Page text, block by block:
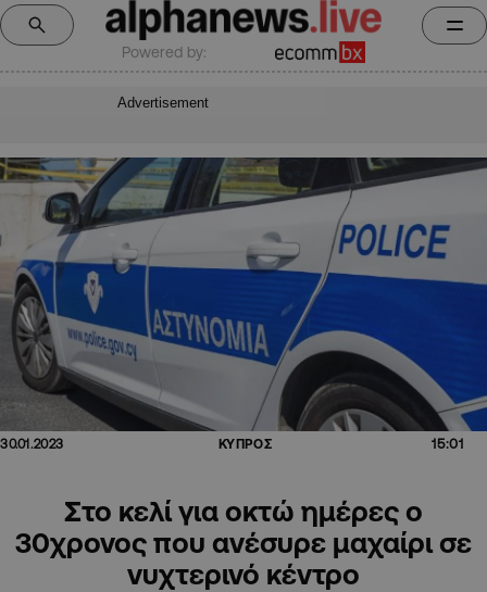
Powered by:
Advertisement
30.01.2023 ΚΥΠΡΟΣ 15:01
Στο κελί για οκτώ ημέρες ο
30χρονος που ανέσυρε μαχαίρι σε
νυχτερινό κέντρο